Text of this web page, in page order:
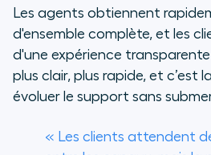
Les agents obtiennent
d'ensemble complète, et les
d'une expérience
plus clair, plus rapide, et c’est
évoluer le support sans
« Les clients attendent